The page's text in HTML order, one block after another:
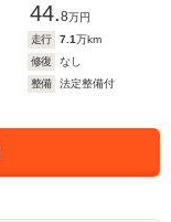
44.8万円
走行 7.1万km
修復
なし
整備
法定整備付